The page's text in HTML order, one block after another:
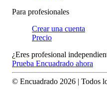
Para profesionales
Crear una cuenta
Precio
¿Eres profesional
Prueba Encuadrado ahora
© Encuadrado 2026 | Todos